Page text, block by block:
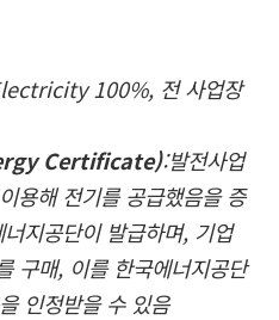
100%, 전 사업장
Certificate):발전사업
용해 전기를 공급했음을 증
지공단이 발급하며, 기업
구매, 이를 한국에너지공단
인정받을 수 있음